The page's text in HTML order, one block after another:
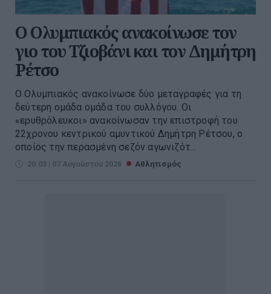
O Ολυμπιακός ανακοίνωσε τον
γιο του Τζιοβάνι και τον Δημήτρη
Ρέτσο
Ο Ολυμπιακός ανακοίνωσε δύο μεταγραφές για τη
δεύτερη ομάδα ομάδα του συλλόγου. Οι
«ερυθρόλευκοι» ανακοίνωσαν την επιστροφή του
22χρονου κεντρικού αμυντικού Δημήτρη Ρέτσου, ο
οποίος την περασμένη σεζόν αγωνιζότ...
20:03 | 07 Αυγούστου 2026 Αθλητισμός